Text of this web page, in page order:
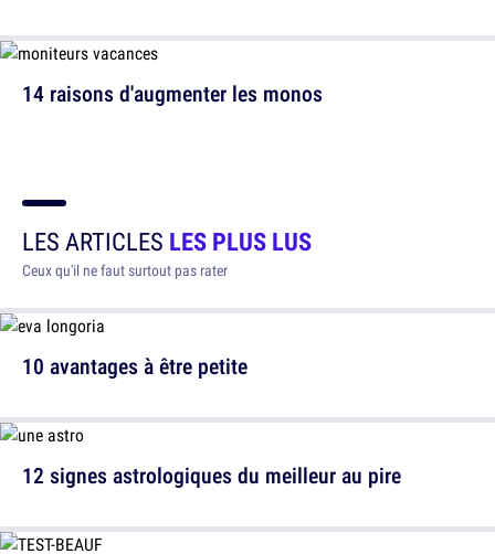
14 raisons d'augmenter les monos
LES ARTICLES LES PLUS LUS
Ceux qu'il ne faut surtout pas rater
10 avantages à être petite
12 signes astrologiques du meilleur au pire